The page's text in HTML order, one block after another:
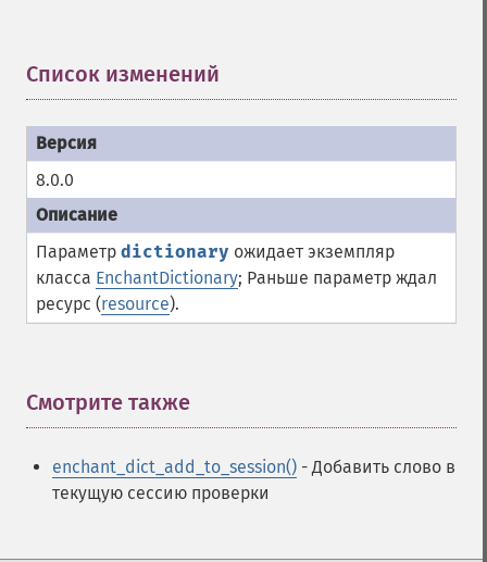
Список изменений
8.0.0
Параметр dictionary ожидает экземпляр
класса EnchantDictionary; Раньше параметр ждал
ресурс (resource).
Смотрите также
enchant_dict_add_to_session() - Добавить слово в
текущую сессию проверки